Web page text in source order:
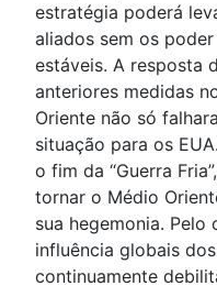
estratégia poderá
aliados sem os
estáveis. A resposta
anteriores medidas
Oriente não só
situação para os
o fim da “Guerra
tornar o Médio
sua hegemonia.
influência globais
continuamente